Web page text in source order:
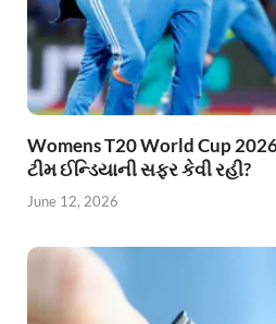
Womens T20 World Cup
ટીમ ઈન્ડિયાની સફર કેવી રહી?
June 12, 2026